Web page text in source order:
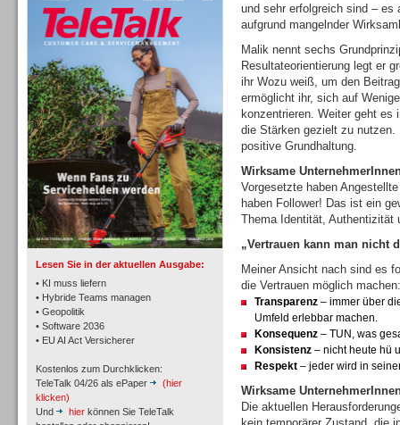
Lesen Sie in der aktuellen Ausgabe:
• KI muss liefern
• Hybride Teams managen
• Geopolitik
• Software 2036
• EU AI Act Versicherer
Kostenlos zum Durchklicken:
TeleTalk 04/26 als ePaper
(hier
klicken)
Und
hier können Sie TeleTalk
TK- und ACD-Systeme
Workforce-Management
und sehr erfolgreich sind – es
aufgrund mangelnder
Malik nennt sechs
Resultateorientierung legt er
ihr Wozu weiß, um den
ermöglicht ihr, sich auf
konzentrieren. Weiter geht es
die Stärken gezielt zu nutzen.
positive Grundhaltung.
Wirksame
Vorgesetzte haben
haben Follower! Das ist ein
Thema Identität, Authentizität
„Vertrauen kann man nicht
Meiner Ansicht nach sind es
die Vertrauen möglich machen:
Transparenz – immer über
Umfeld erlebbar machen.
Konsequenz – TUN, was
Konsistenz – nicht heute hü
Respekt – jeder wird in
Wirksame
Die aktuellen